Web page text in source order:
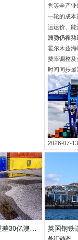
售等全产
一轮的成
运运价、
波动仍将
局势仍在
霍尔木兹
费率调整
时间同步
易网）
2026-07-13
澳大利亚5月意外逆差30亿澳元！